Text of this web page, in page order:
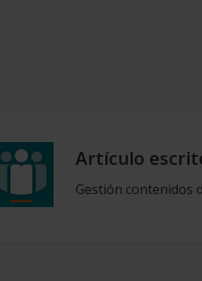
Artículo
Gestión contenidos